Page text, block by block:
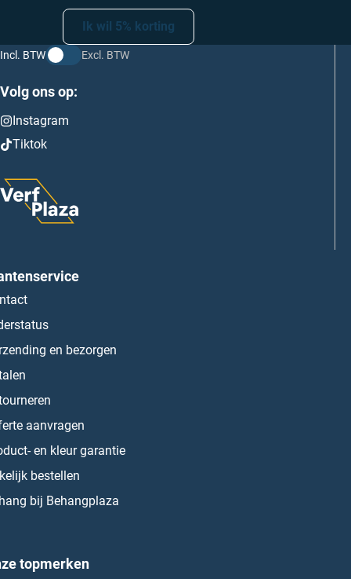
Ik wil 5% korting
Incl. BTW Excl. BTW
Volg ons op:
Instagram
Tiktok
en bezorgen
aanvragen
en kleur garantie
bestellen
bij Behangplaza
topmerken